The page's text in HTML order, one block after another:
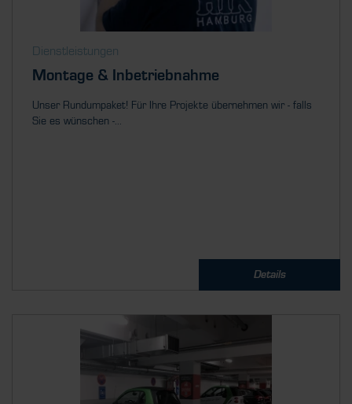
Dienstleistungen
Montage & Inbetriebnahme
Unser Rundumpaket! Für Ihre Projekte übernehmen wir - falls
Sie es wünschen -...
Details